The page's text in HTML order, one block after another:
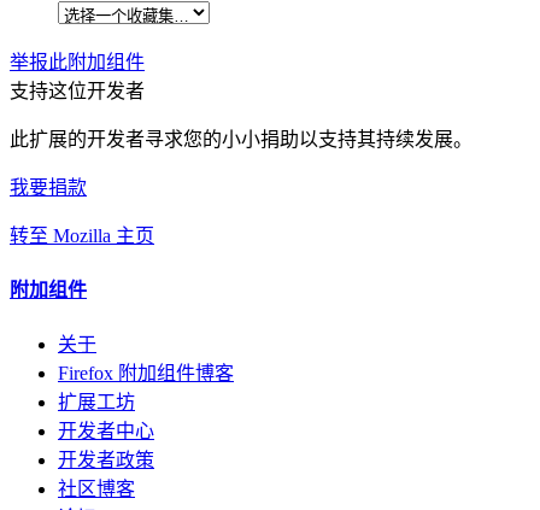
举报此附加组件
支持这位开发者
此扩展的开发者寻求您的小小捐助以支持其持续发展。
我要捐款
转至 Mozilla 主页
附加组件
关于
Firefox 附加组件博客
扩展工坊
开发者中心
开发者政策
社区博客